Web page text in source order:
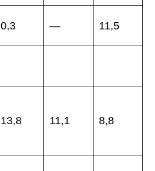
0,3 — 11,5
13,8 11,1 8,8